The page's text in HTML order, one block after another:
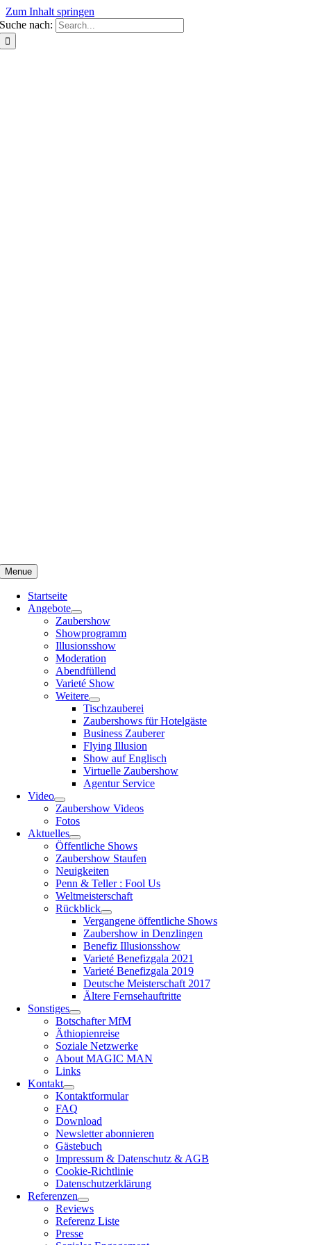
Zum Inhalt springen
Suche nach:
Menue
Startseite
Angebote
Zaubershow
Showprogramm
Illusionsshow
Moderation
Abendfüllend
Varieté Show
Weitere
Tischzauberei
Zaubershows für Hotelgäste
Business Zauberer
Flying Illusion
Show auf Englisch
Virtuelle Zaubershow
Agentur Service
Video
Zaubershow Videos
Fotos
Aktuelles
Öffentliche Shows
Zaubershow Staufen
Neuigkeiten
Penn & Teller : Fool Us
Weltmeisterschaft
Rückblick
Vergangene öffentliche Shows
Zaubershow in Denzlingen
Benefiz Illusionsshow
Varieté Benefizgala 2021
Varieté Benefizgala 2019
Deutsche Meisterschaft 2017
Ältere Fernsehauftritte
Sonstiges
Botschafter MfM
Äthiopienreise
Soziale Netzwerke
About MAGIC MAN
Links
Kontakt
Kontaktformular
FAQ
Download
Newsletter abonnieren
Gästebuch
Impressum & Datenschutz & AGB
Cookie-Richtlinie
Datenschutzerklärung
Referenzen
Reviews
Referenz Liste
Presse